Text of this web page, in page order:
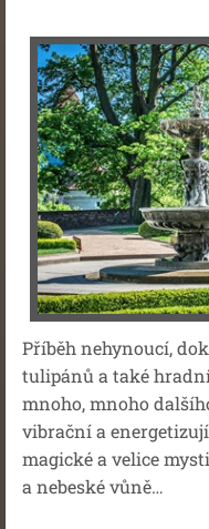
Příběh nehynoucí,
tulipánů a také
mnoho, mnoho
vibrační a
magické a velice
a nebeské vůně…